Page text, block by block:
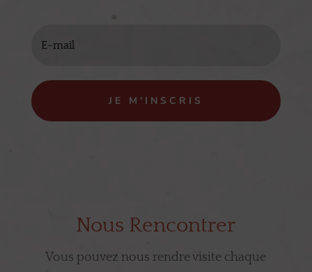
JE M'INSCRIS
Nous Rencontrer
Vous pouvez nous rendre visite chaque